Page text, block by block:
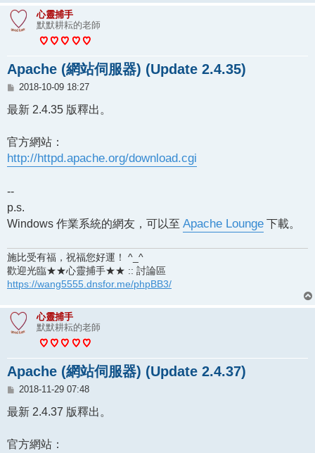
心靈捕手
默默耕耘的老師
Apache (網站伺服器) (Update 2.4.35)
文
2018-10-09 18:27
最新 2.4.35 版釋出。
官方網站：
http://httpd.apache.org/download.cgi
--
p.s.
Windows 作業系統的網友，可以至 Apache Lounge 下載。
施比受有福，祝福您好運！ ^_^
歡迎光臨★★心靈捕手★★ :: 討論區
https://wang5555.dnsfor.me/phpBB3/
心靈捕手
默默耕耘的老師
Apache (網站伺服器) (Update 2.4.37)
文
2018-11-29 07:48
最新 2.4.37 版釋出。
官方網站：